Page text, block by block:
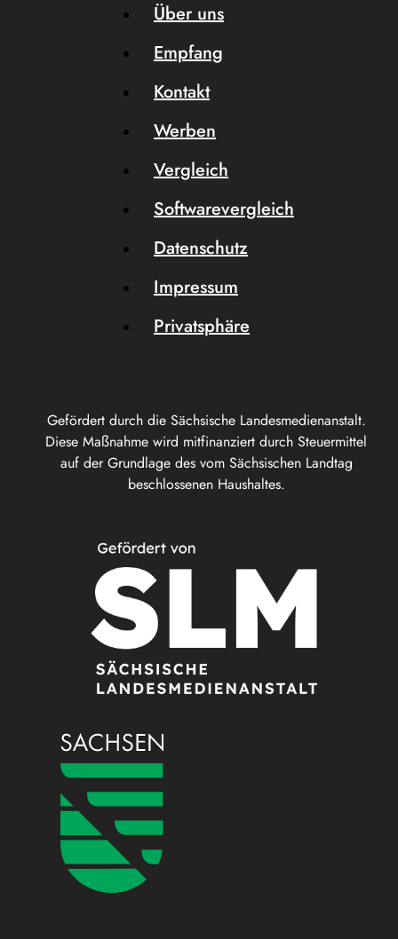
Gefördert durch die Sächsische Landesmedienanstalt.
Diese Maßnahme wird mitfinanziert durch Steuermittel
auf der Grundlage des vom Sächsischen Landtag
beschlossenen Haushaltes.
Über uns
Empfang
Kontakt
Werben
Vergleich
Softwarevergleich
Datenschutz
Impressum
Privatsphäre